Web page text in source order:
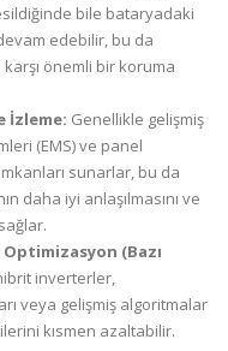
bile bataryadaki
edebilir, bu da
önemli bir koruma
İzleme: Genellikle gelişmiş
(EMS) ve panel
sunarlar, bu da
daha iyi anlaşılmasını ve
(Bazı
inverterler,
veya gelişmiş algoritmalar
kısmen azaltabilir.